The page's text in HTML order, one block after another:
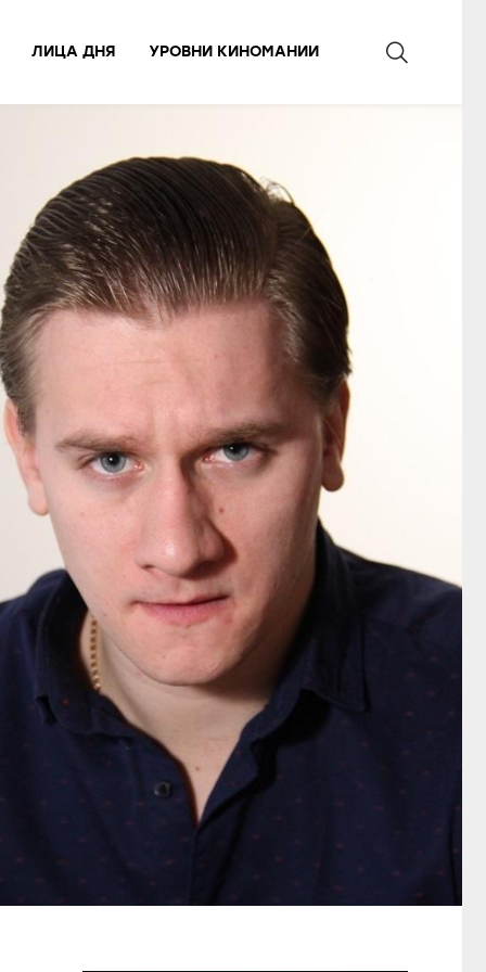
ЛИЦА ДНЯ УРОВНИ КИНОМАНИИ